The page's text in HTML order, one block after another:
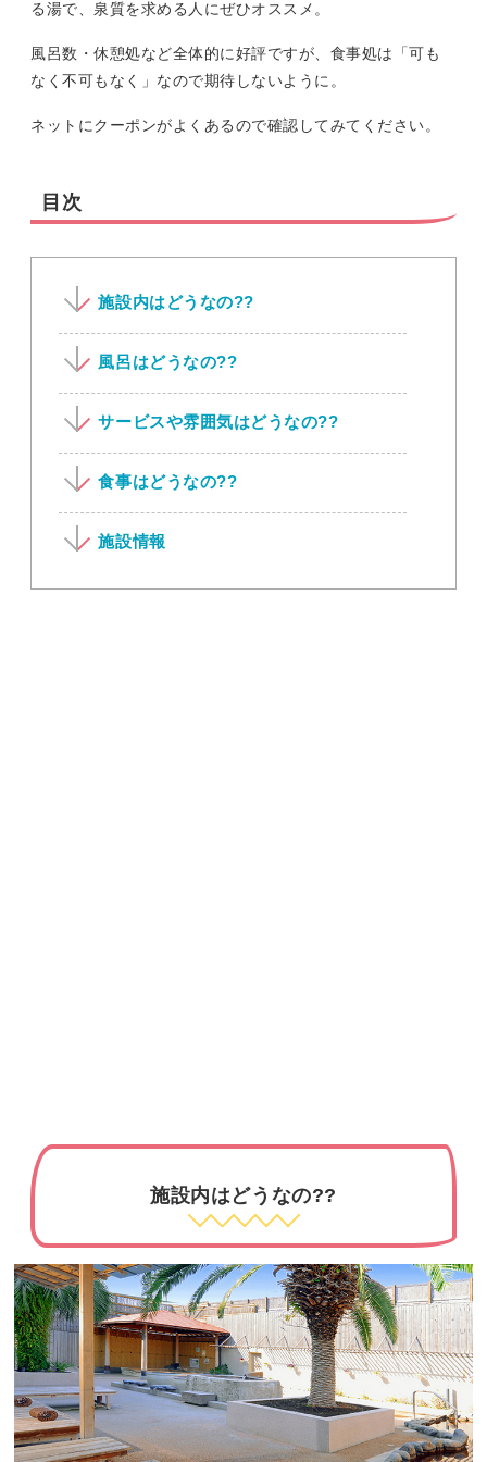
る湯で、泉質を求める人にぜひオススメ。
風呂数・休憩処など全体的に好評ですが、食事処は「可も
なく不可もなく」なので期待しないように。
ネットにクーポンがよくあるので確認してみてください。
目次
施設内はどうなの??
風呂はどうなの??
サービスや雰囲気はどうなの??
食事はどうなの??
施設情報
施設内はどうなの??